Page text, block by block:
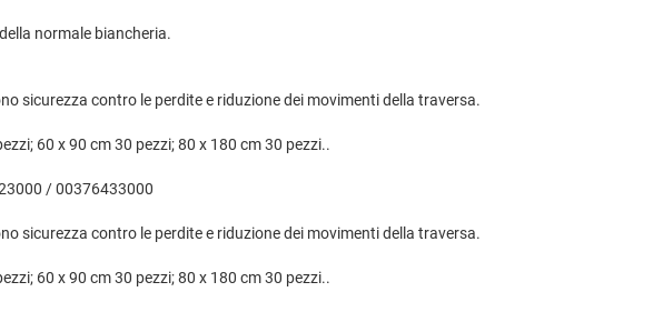
normale biancheria.
sicurezza contro le perdite e riduzione dei movimenti della traversa.
60 x 90 cm 30 pezzi; 80 x 180 cm 30 pezzi..
/ 00376433000
sicurezza contro le perdite e riduzione dei movimenti della traversa.
60 x 90 cm 30 pezzi; 80 x 180 cm 30 pezzi..